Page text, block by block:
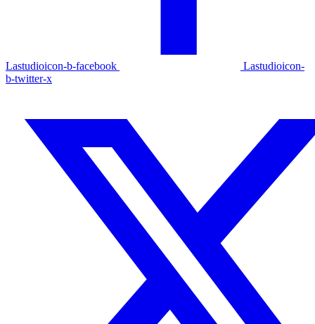
Lastudioicon-b-facebook
Lastudioicon-
b-twitter-x